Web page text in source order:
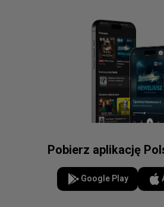
Pobierz aplikację
Google Play